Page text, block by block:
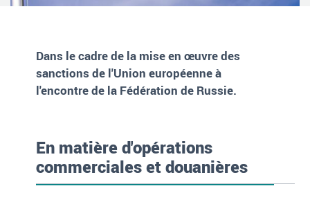
Dans le cadre de la mise en œuvre des
sanctions de l'Union européenne à
l'encontre de la Fédération de Russie.
En matière d'opérations
commerciales et douanières